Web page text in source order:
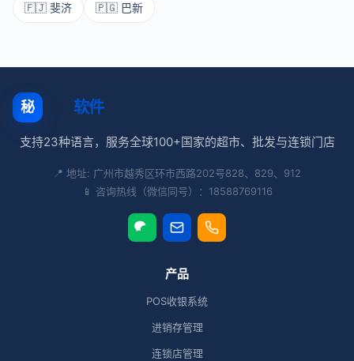
🇫🇯 斐济 🇵🇬 巴新
秘 软件
支持23种语言，服务全球100+国家的超市、批发与连锁门店
📍 地址: 广州市越秀区环市西路202号828、829、912
📱 咨询热线（微信同号）：18588769116
产品
POS收银系统
进销存管理
连锁店管理